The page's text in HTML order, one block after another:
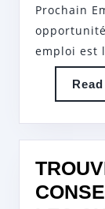
Prochain
emploi est